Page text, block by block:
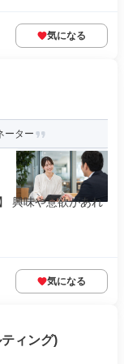
気になる
ーター
興味や意欲があれ
気になる
ィング)